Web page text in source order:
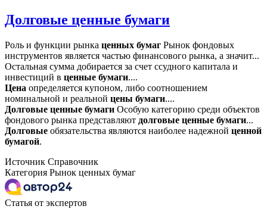
Долговые ценные бумаги
Роль и функции рынка ценных бумаг Рынок фондовых
инструментов является частью финансового рынка, а значит...
Остальная сумма добирается за счет ссудного капитала и
инвестиций в ценные бумаги....
Цена определяется купоном, либо соотношением
номинальной и реальной цены бумаги....
Долговые ценные бумаги Особую категорию среди объектов
фондового рынка представляют долговые ценные бумаги...
Долговые обязательства являются наиболее надежной ценной
бумагой.
Источник Справочник
Категория Рынок ценных бумаг
Статья от экспертов